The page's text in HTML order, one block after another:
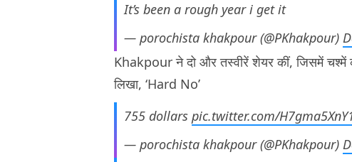
It’s been a rough year i get it
— porochista khakpour (@PKhakpour)
Khakpour ने दो और तस्वीरें शेयर कीं, जिसमें चश्में
लिखा, ‘Hard No’
755 dollars pic.twitter.com/
— porochista khakpour (@PKhakpour)